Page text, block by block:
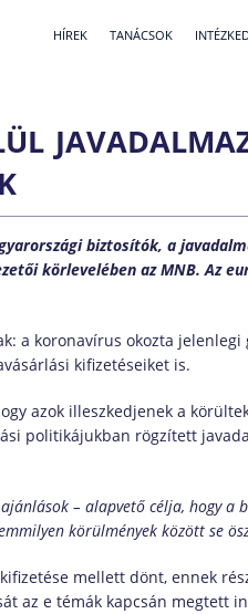
HÍREK TANÁCSOK
biztosítók, a
körlevelében az MNB. Az
a koronavírus okozta
kifizetéseiket is.
azok illeszkedjenek a
politikájukban rögzített
– alapvető célja, hogy
körülmények között se
mellett dönt, ennek
az e témák kapcsán megtett